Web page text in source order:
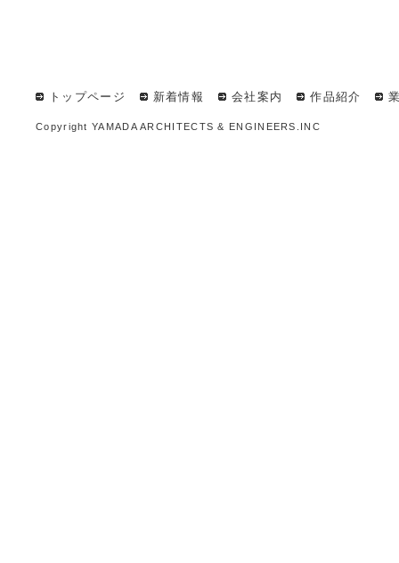
トップページ 新着情報 会社案内 作品紹介
Copyright YAMADA ARCHITECTS & ENGINEERS.INC